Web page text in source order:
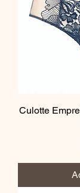
Culotte